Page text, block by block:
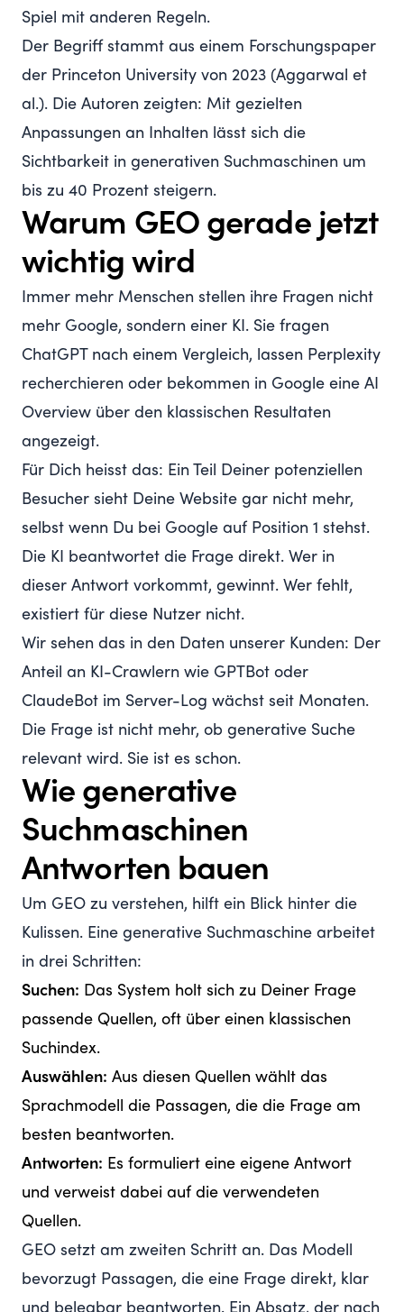
Spiel mit anderen Regeln.
Der Begriff stammt aus einem Forschungspaper
der Princeton University von 2023 (Aggarwal et
al.). Die Autoren zeigten: Mit gezielten
Anpassungen an Inhalten lässt sich die
Sichtbarkeit in generativen Suchmaschinen um
bis zu 40 Prozent steigern.
Warum GEO gerade jetzt
wichtig wird
Immer mehr Menschen stellen ihre Fragen nicht
mehr Google, sondern einer KI. Sie fragen
ChatGPT nach einem Vergleich, lassen Perplexity
recherchieren oder bekommen in Google eine AI
Overview über den klassischen Resultaten
angezeigt.
Für Dich heisst das: Ein Teil Deiner potenziellen
Besucher sieht Deine Website gar nicht mehr,
selbst wenn Du bei Google auf Position 1 stehst.
Die KI beantwortet die Frage direkt. Wer in
dieser Antwort vorkommt, gewinnt. Wer fehlt,
existiert für diese Nutzer nicht.
Wir sehen das in den Daten unserer Kunden: Der
Anteil an KI-Crawlern wie GPTBot oder
ClaudeBot im Server-Log wächst seit Monaten.
Die Frage ist nicht mehr, ob generative Suche
relevant wird. Sie ist es schon.
Wie generative
Suchmaschinen
Antworten bauen
Um GEO zu verstehen, hilft ein Blick hinter die
Kulissen. Eine generative Suchmaschine arbeitet
in drei Schritten:
Suchen: Das System holt sich zu Deiner Frage
passende Quellen, oft über einen klassischen
Suchindex.
Auswählen: Aus diesen Quellen wählt das
Sprachmodell die Passagen, die die Frage am
besten beantworten.
Antworten: Es formuliert eine eigene Antwort
und verweist dabei auf die verwendeten
Quellen.
GEO setzt am zweiten Schritt an. Das Modell
bevorzugt Passagen, die eine Frage direkt, klar
und belegbar beantworten. Ein Absatz, der nach